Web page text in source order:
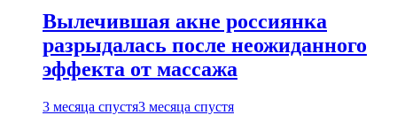
Вылечившая акне россиянка
разрыдалась после неожиданного
эффекта от массажа
3 месяца спустя3 месяца спустя